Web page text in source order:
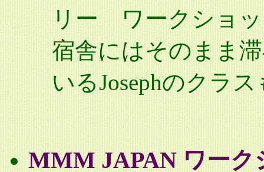
リー ワークショ
宿舎にはそのまま
いるJosephのクラ
MMM JAPAN ワーク